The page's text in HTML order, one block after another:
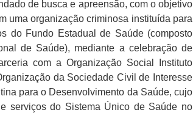
de busca e apreensão, com o objetivo
uma organização criminosa instituída para
do Fundo Estadual de Saúde (composto
de Saúde), mediante a celebração de
com a Organização Social Instituto
da Sociedade Civil de Interesse
para o Desenvolvimento da Saúde, cujo
serviços do Sistema Único de Saúde no